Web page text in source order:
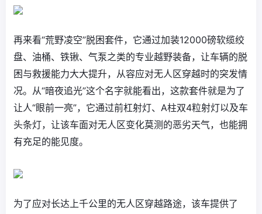
再来看“荒野凌空”脱困套件，它通过加装12000磅软缆绞
盘、油桶、铁锹、气泵之类的专业越野装备，让车辆的脱
困与救援能力大大提升，从容应对无人区穿越时的突发情
况。从“暗夜追光”这个名字就能看出，这款套件就是为了
让人“眼前一亮”，它通过前杠射灯、A柱双4粒射灯以及车
头条灯，让该车面对无人区变化莫测的恶劣天气，也能拥
有充足的能见度。
为了应对长达上千公里的无人区穿越路途，该车提供了